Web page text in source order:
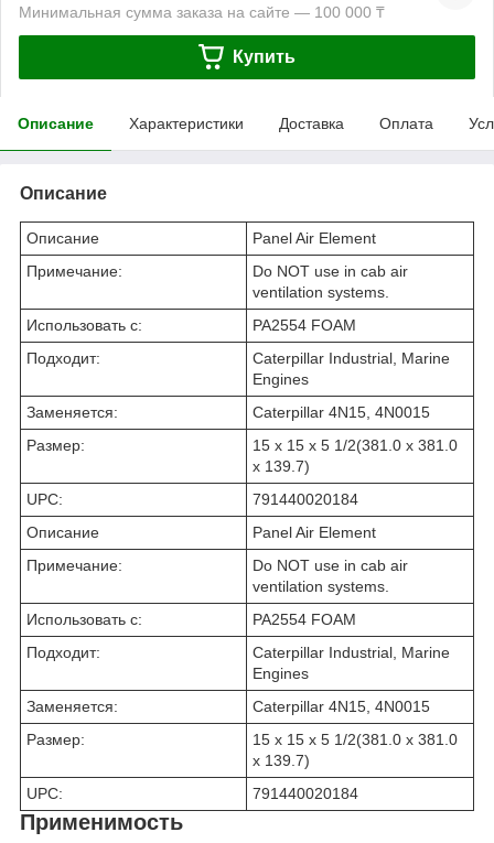
Минимальная сумма заказа на сайте — 100 000 ₸
Купить
Описание Характеристики Доставка Оплата
Описание
Описание
Panel Air Element
Примечание:
Do NOT use in cab air
ventilation systems.
Использовать с:
PA2554 FOAM
Подходит:
Caterpillar Industrial, Marine
Engines
Заменяется:
Caterpillar 4N15, 4N0015
Размер:
15 x 15 x 5 1/2(381.0 x 381.0
x 139.7)
UPC:
791440020184
Описание
Panel Air Element
Примечание:
Do NOT use in cab air
ventilation systems.
Использовать с:
PA2554 FOAM
Подходит:
Caterpillar Industrial, Marine
Engines
Заменяется:
Caterpillar 4N15, 4N0015
Размер:
15 x 15 x 5 1/2(381.0 x 381.0
x 139.7)
UPC:
791440020184
Применимость